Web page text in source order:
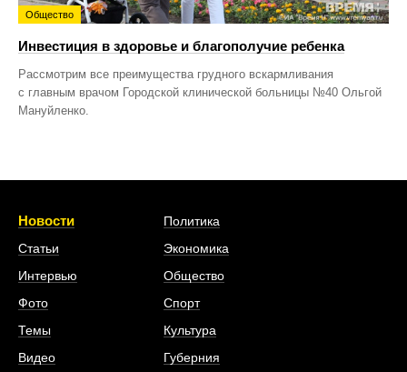
Общество
Инвестиция в здоровье и благополучие ребенка
Рассмотрим все преимущества грудного вскармливания
с главным врачом Городской клинической больницы №40 Ольгой
Мануйленко.
Новости
Статьи
Интервью
Фото
Темы
Видео
Политика
Экономика
Общество
Спорт
Культура
Губерния